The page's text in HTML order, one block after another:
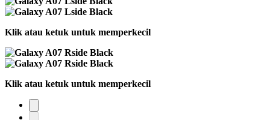
Klik atau ketuk untuk memperkecil
Klik atau ketuk untuk memperkecil